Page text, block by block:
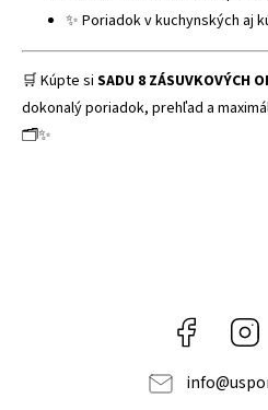
✨ Poriadok v kuchynských aj
🛒 Kúpte si SADU 8 ZÁSUVKOVÝCH
dokonalý poriadok, prehľad a
🗂️✨
Facebook
info@